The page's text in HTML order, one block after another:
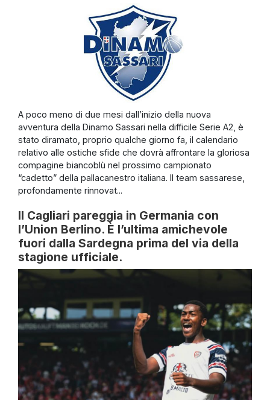
A poco meno di due mesi dall’inizio della nuova
avventura della Dinamo Sassari nella difficile Serie A2, è
stato diramato, proprio qualche giorno fa, il calendario
relativo alle ostiche sfide che dovrà affrontare la gloriosa
compagine biancoblù nel prossimo campionato
“cadetto” della pallacanestro italiana. Il team sassarese,
profondamente rinnovat...
Il Cagliari pareggia in Germania con
l’Union Berlino. È l’ultima amichevole
fuori dalla Sardegna prima del via della
stagione ufficiale.